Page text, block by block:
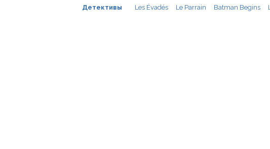
Детективы Les Évadés Le Parrain Batman Begins